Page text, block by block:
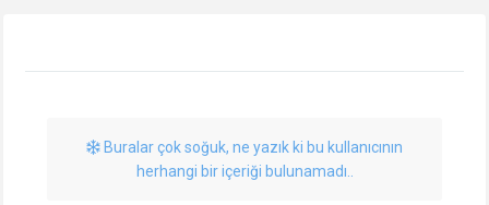
Buralar çok soğuk, ne yazık ki bu kullanıcının
herhangi bir içeriği bulunamadı..